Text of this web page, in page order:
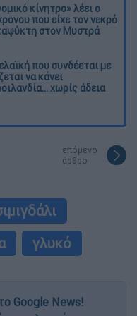
κίνητρο» λέει ο
που είχε τον νεκρό
στον Μυστρά
που συνδέεται με
να κάνει
χωρίς άδεια
επόμενο
άρθρο
γλυκό
Google News!